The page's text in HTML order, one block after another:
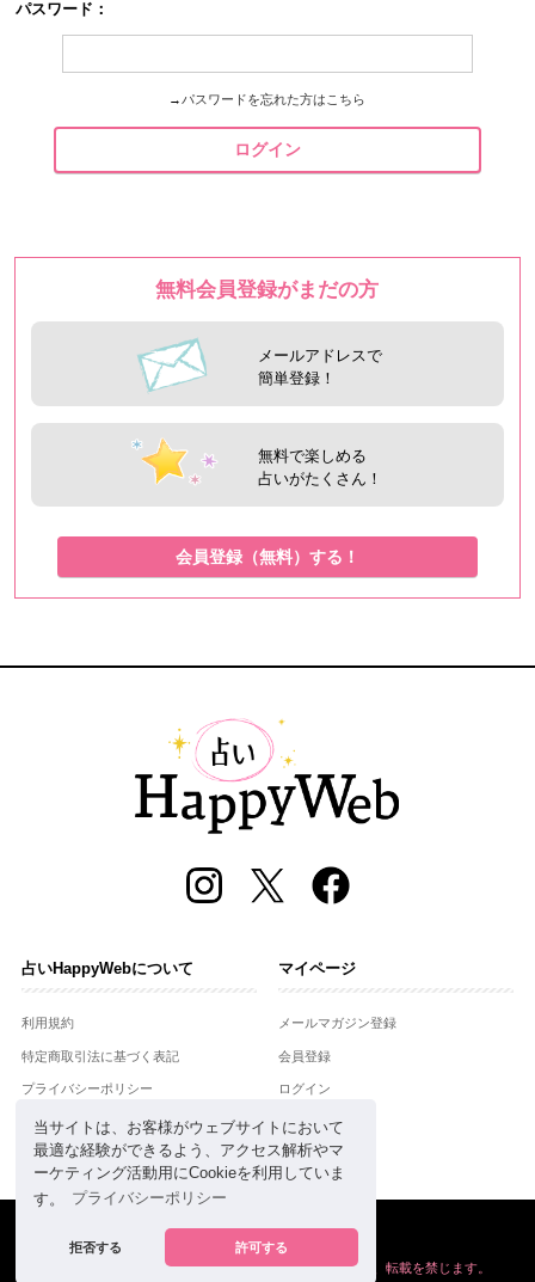
当サイトは、お客様がウェブサイトにおいて
最適な経験ができるよう、アクセス解析やマ
ーケティング活動用にCookieを利用していま
す。
プライバシーポリシー
拒否する 許可する
パスワード：
→ パスワードを忘れた方はこちら
ログイン
無料会員登録がまだの方
メールアドレスで
簡単登録！
無料で楽しめる
占いがたくさん！
会員登録（無料）する！
占いHappyWebについて
利用規約
特定商取引法に基づく表記
プライバシーポリシー
運営会社
お問合せ
マイページ
メールマガジン登録
会員登録
ログイン
powered by
掲載の情報や画像など、すべてのコンテンツの無断複写、転載を禁じます。